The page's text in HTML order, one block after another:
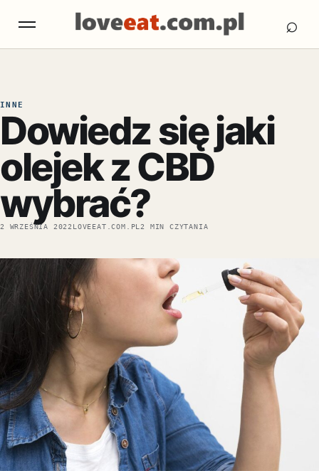
Otwórz menu ⌕
INNE
Dowiedz się jaki
olejek z CBD
wybrać?
2 WRZEŚNIA 2022 LOVEEAT.COM.PL2 MIN CZYTANIA